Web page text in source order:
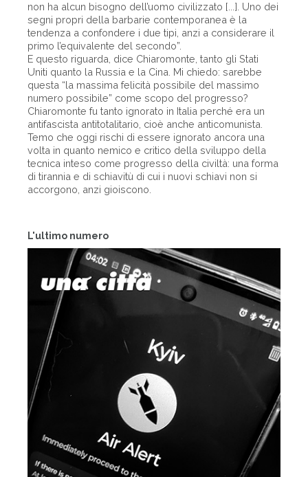
L'ultimo numero
non ha alcun bisogno dell’uomo civilizzato [...]. Uno dei
segni propri della barbarie contemporanea è la
tendenza a confondere i due tipi, anzi a considerare il
primo l’equivalente del secondo”.
E questo riguarda, dice Chiaromonte, tanto gli Stati
Uniti quanto la Russia e la Cina. Mi chiedo: sarebbe
questa “la massima felicità possibile del massimo
numero possibile” come scopo del progresso?
Chiaromonte fu tanto ignorato in Italia perché era un
antifascista antitotalitario, cioè anche anticomunista.
Temo che oggi rischi di essere ignorato ancora una
volta in quanto nemico e critico della sviluppo della
tecnica inteso come progresso della civiltà: una forma
di tirannia e di schiavitù di cui i nuovi schiavi non si
accorgono, anzi gioiscono.